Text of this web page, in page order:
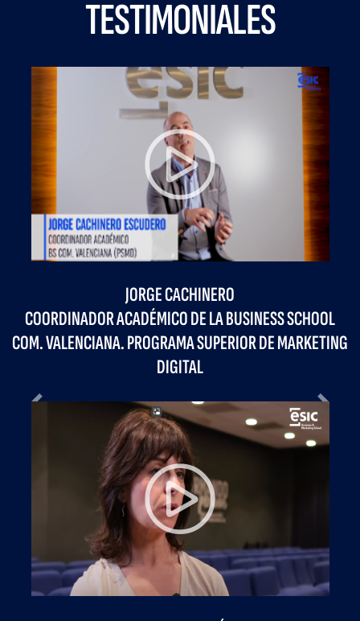
TESTIMONIALES
JORGE CACHINERO
COORDINADOR ACADÉMICO DE LA BUSINESS SCHOOL
COM. VALENCIANA. PROGRAMA SUPERIOR DE MARKETING
DIGITAL